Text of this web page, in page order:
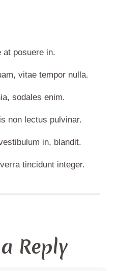
at posuere in.
vitae tempor nulla.
sodales enim.
non lectus pulvinar.
in, blandit.
tincidunt integer.
Reply